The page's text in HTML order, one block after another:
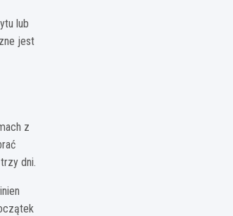
lub
jest
z
dni.